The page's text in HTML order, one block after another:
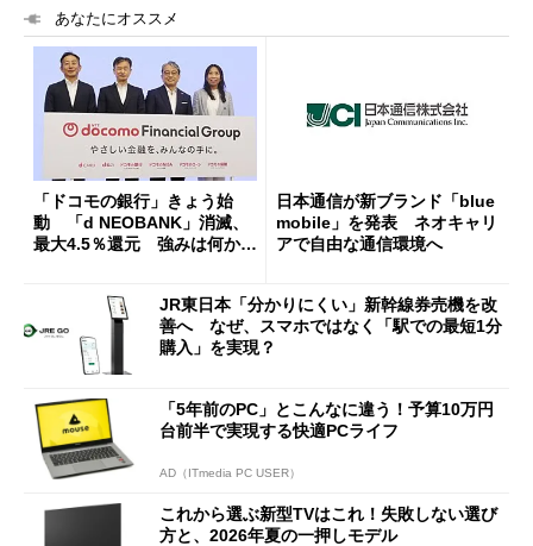
あなたにオススメ
「ドコモの銀行」きょう始
動 「d NEOBANK」消滅、
最大4.5％還元 強みは何か解
日本通信が新ブランド「blue
mobile」を発表 ネオキャリ
アで自由な通信環境へ
JR東日本「分かりにくい」新幹線券売機を改
善へ なぜ、スマホではなく「駅での最短1分
購入」を実現？
「5年前のPC」とこんなに違う！予算10万円
台前半で実現する快適PCライフ
AD（ITmedia PC USER）
これから選ぶ新型TVはこれ！失敗しない選び
方と、2026年夏の一押しモデル